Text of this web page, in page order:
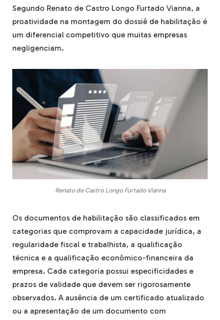
Segundo Renato de Castro Longo Furtado Vianna, a
proatividade na montagem do dossiê de habilitação é
um diferencial competitivo que muitas empresas
negligenciam.
Renato de Castro Longo Furtado Vianna
Os documentos de habilitação são classificados em
categorias que comprovam a capacidade jurídica, a
regularidade fiscal e trabalhista, a qualificação
técnica e a qualificação econômico-financeira da
empresa. Cada categoria possui especificidades e
prazos de validade que devem ser rigorosamente
observados. A ausência de um certificado atualizado
ou a apresentação de um documento com